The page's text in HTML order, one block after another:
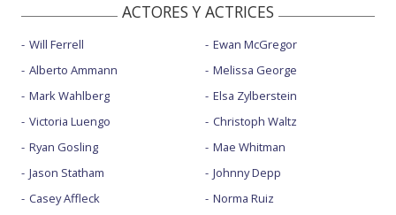
ACTORES Y ACTRICES
Will Ferrell
Alberto Ammann
Mark Wahlberg
Victoria Luengo
Ryan Gosling
Jason Statham
Casey Affleck
Ewan McGregor
Melissa George
Elsa Zylberstein
Christoph Waltz
Mae Whitman
Johnny Depp
Norma Ruiz